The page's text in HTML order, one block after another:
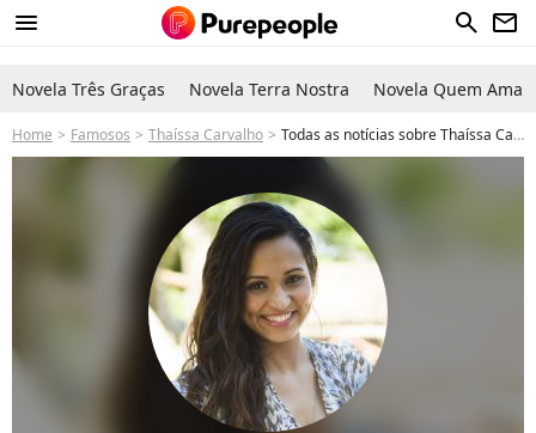
menu search newsletter
Novela Três Graças Novela Terra Nostra Novela Quem Ama
Home Famosos Thaíssa Carvalho Todas as notícias sobre Thaíssa Carvalho